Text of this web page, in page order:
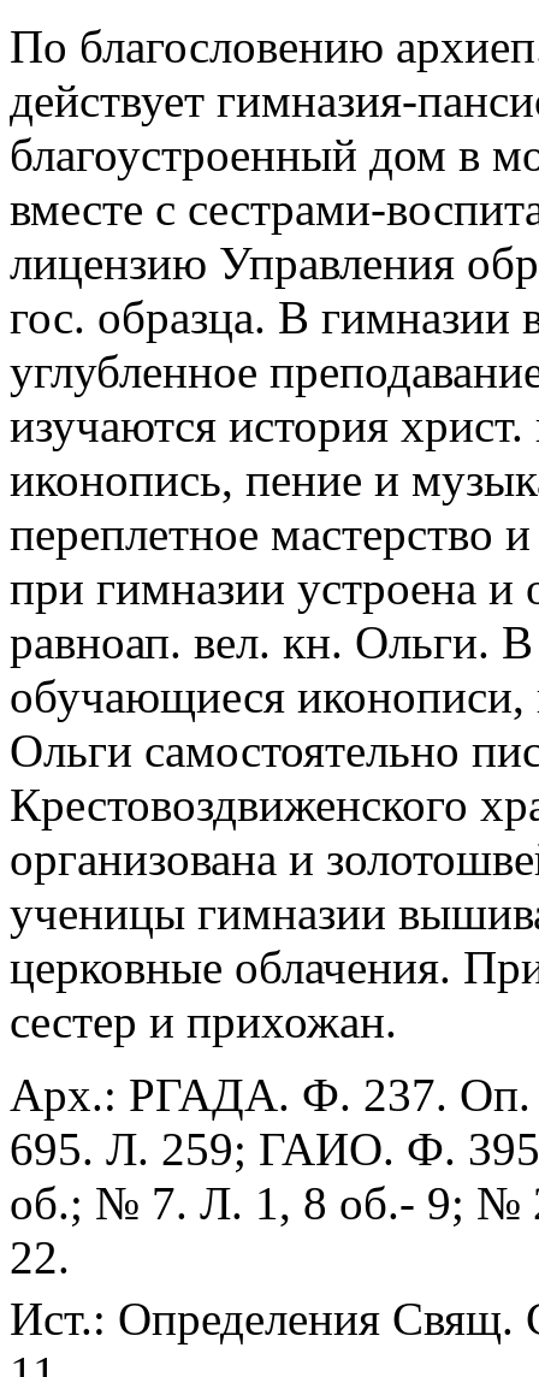
По благословению
действует гимназия-
благоустроенный дом в
вместе с сестрами-
лицензию Управления
гос. образца. В гимназии
углубленное
изучаются история
иконопись, пение и
переплетное мастерство
при гимназии устроена
равноап. вел. кн. Ольги.
обучающиеся иконописи,
Ольги самостоятельно
Крестовоздвиженского
организована и
ученицы гимназии
церковные облачения.
сестер и прихожан.
Арх.: РГАДА. Ф. 237.
695. Л. 259; ГАИО. Ф.
об.; № 7. Л. 1, 8 об.- 9;
22.
Ист.: Определения